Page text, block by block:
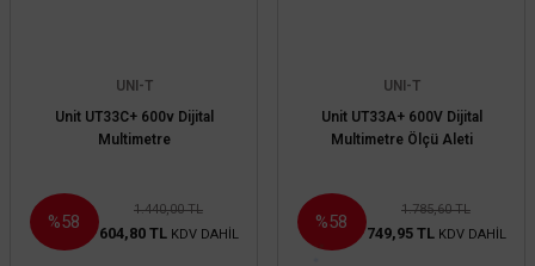
UNI-T
Unit UT33C+ 600v Dijital
Multimetre
%58
1.440,00 TL
604,80 TL KDV DAHİL
UNI-T
Unit UT33A+ 600V Dijital
Multimetre Ölçü Aleti
%58
1.785,60 TL
749,95 TL KDV DAHİL